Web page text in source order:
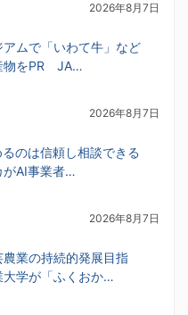
2026年8月7日
アムで「いわて牛」など
物をPR JA…
2026年8月7日
るのは信頼し相談できる
AI事業者…
2026年8月7日
業の持続的発展目指
学が「ふくおか…